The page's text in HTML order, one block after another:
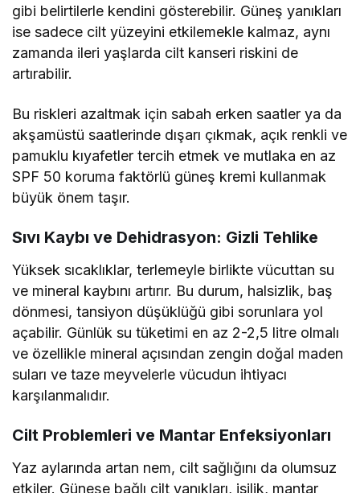
gibi belirtilerle kendini gösterebilir. Güneş yanıkları
ise sadece cilt yüzeyini etkilemekle kalmaz, aynı
zamanda ileri yaşlarda cilt kanseri riskini de
artırabilir.
Bu riskleri azaltmak için sabah erken saatler ya da
akşamüstü saatlerinde dışarı çıkmak, açık renkli ve
pamuklu kıyafetler tercih etmek ve mutlaka en az
SPF 50 koruma faktörlü güneş kremi kullanmak
büyük önem taşır.
Sıvı Kaybı ve Dehidrasyon: Gizli Tehlike
Yüksek sıcaklıklar, terlemeyle birlikte vücuttan su
ve mineral kaybını artırır. Bu durum, halsizlik, baş
dönmesi, tansiyon düşüklüğü gibi sorunlara yol
açabilir. Günlük su tüketimi en az 2-2,5 litre olmalı
ve özellikle mineral açısından zengin doğal maden
suları ve taze meyvelerle vücudun ihtiyacı
karşılanmalıdır.
Cilt Problemleri ve Mantar Enfeksiyonları
Yaz aylarında artan nem, cilt sağlığını da olumsuz
etkiler. Güneşe bağlı cilt yanıkları, isilik, mantar